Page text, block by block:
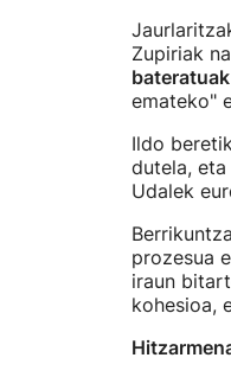
Zupiriak
bateratuak
emateko"
Ildo
dutela,
Udalek
prozesua
iraun
kohesioa,